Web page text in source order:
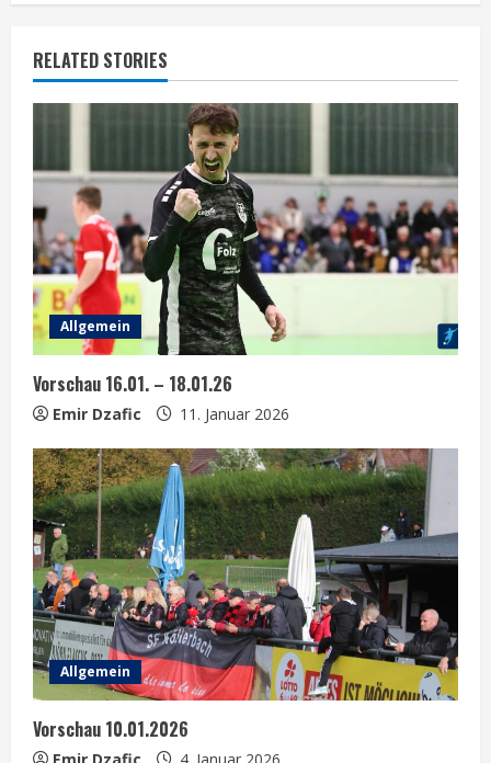
n
u
e
R
e
a
d
i
n
g
RELATED STORIES
Allgemein
Vorschau 16.01. – 18.01.26
Emir Dzafic 11. Januar 2026
Allgemein
Vorschau 10.01.2026